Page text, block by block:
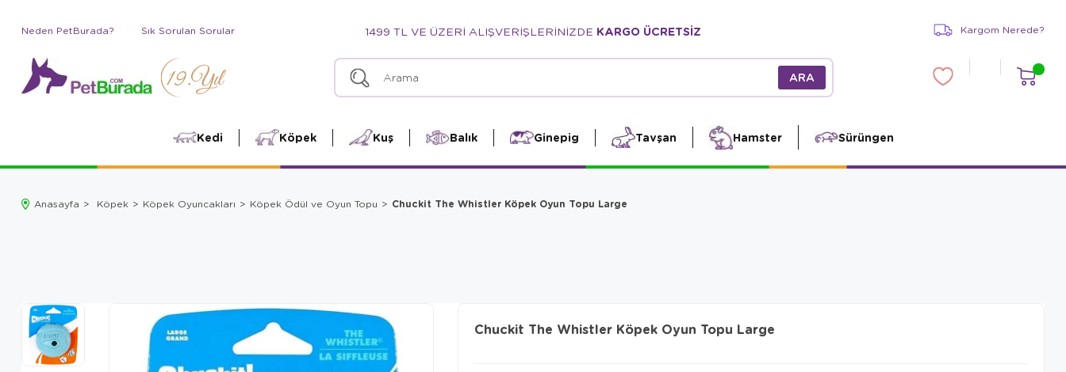
Neden PetBurada? Sık Sorulan Sorular 1499 TL VE ÜZERİ ALIŞVERİŞLERİNİZDE KARGO ÜCRETSİZ Kargom Nerede?
Kedi Köpek Kuş Balık Ginepig Tavşan Hamster Sürüngen
Anasayfa Köpek Köpek Oyuncakları Köpek Ödül ve Oyun Topu Chuckit The Whistler Köpek Oyun Topu Large
Chuckit The Whistler Köpek Oyun Topu Large